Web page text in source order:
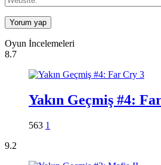
Oyun İncelemeleri
8.7
Yakın Geçmiş #4:
563 1
9.2